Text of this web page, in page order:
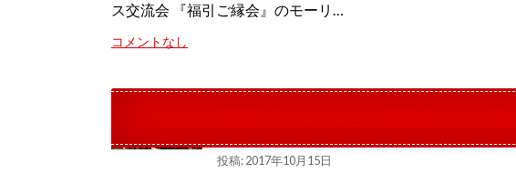
ス交流会 『福引ご縁会』のモーリ…
コメントなし
投稿: 2017年10月15日